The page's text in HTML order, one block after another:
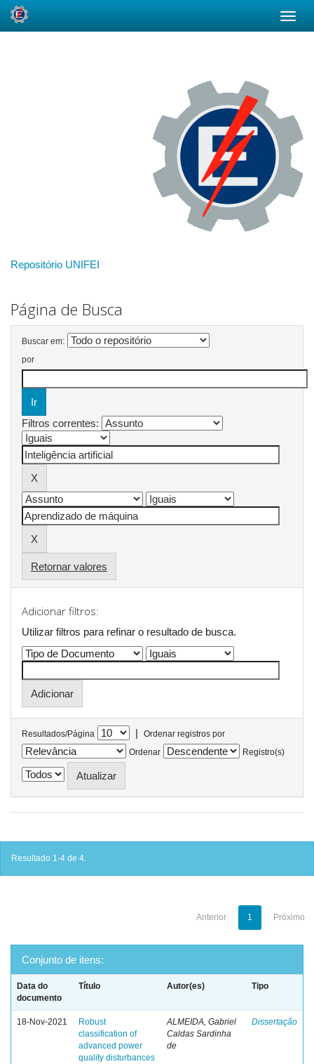
Repositório UNIFEI
Página de Busca
Buscar em:
por
Filtros correntes:
Retornar valores
Adicionar filtros:
Utilizar filtros para refinar o resultado de busca.
Resultados/Página |
Ordenar registros por
Ordenar
Registro(s)
Resultado 1-4 de 4.
Anterior 1 Próximo
Conjunto de itens:
Data do
documento
Título Autor(es) Tipo
18-Nov-2021
Robust
classification of
advanced power
quality disturbances
ALMEIDA, Gabriel
Caldas Sardinha
de
Dissertação